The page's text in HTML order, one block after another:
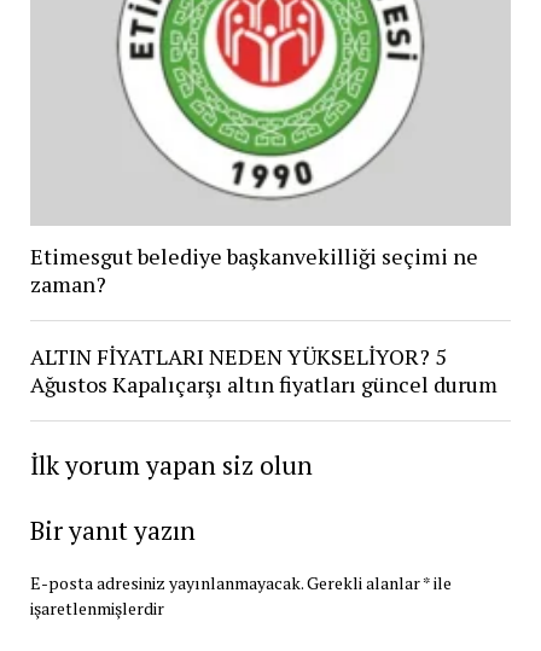
Etimesgut belediye başkanvekilliği seçimi ne
zaman?
ALTIN FİYATLARI NEDEN YÜKSELİYOR? 5
Ağustos Kapalıçarşı altın fiyatları güncel durum
İlk yorum yapan siz olun
Bir yanıt yazın
E-posta adresiniz yayınlanmayacak.Gerekli alanlar*ile
işaretlenmişlerdir